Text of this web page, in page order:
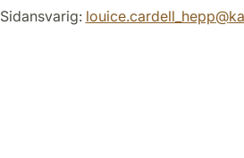
Sidansvarig: louice.cardell_hepp@